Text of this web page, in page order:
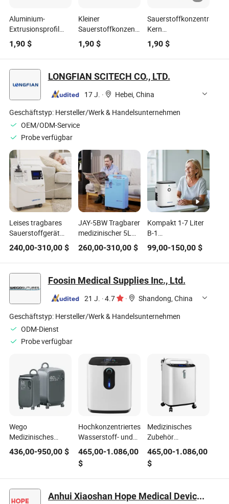
Aluminium-
Extrusionsprofil
Sauerstoffkonzentrator
für den
Hausgebrauch
Oxygenerator
Sauerstoffabsorber-
1,90 $
Kleiner
Sauerstoffkonzentrator
Molekularsieb
Aluminiumzylinder
Willkommen zur
Aluminiumprofilextrusion
Sauerstoffkonzentrator
Molekularsieb
Adsorptionsturm a
1,90$
Sauerstoffkonzentrator
Kern
Sauerstoffkonzentrator
Komponente
Molekularsieb Turm
10 Liter Kleine
1,90$
LONGFIAN SCITECH CO., LTD.
17 J. ·
Hebei, China
Geschäftstyp: Hersteller/Werk & Handelsunternehmen
OEM/ODM-Service
Probe verfügbar
Leises tragbares
Sauerstoffgerät
Medizinischer 5L
Sauerstoffkonzentrator
mit kleiner Größe
240,00-310,00 $
JAY-5BW Tragbarer
medizinischer 5L
Sauerstoffkonzentrator
mit Vernebler
260,00-310,00$
Kompakt 1-7 Liter
B-1
Sauerstoffkonzentrator
von Longfian
99,00-150,00$
Foosin Medical Supplies Inc., Ltd.
21 J. ·4.7 ·
Shandong, China
Geschäftstyp: Hersteller/Werk & Handelsunternehmen
ODM-Dienst
Probe verfügbar
Wego
Medizinisches
Tragbares 5L Mini
Sauerstoffkonzentrator
Medizinischer
Sauerstoffkonzentrator
436,00-950,00 $
Hochkonzentriertes
Wasserstoff- und
Sauerstoffgas-
Atemgerät H2
Inhalationsmaschine
Sauerstoffkonzentrator
465,00-1.086,00
$
Medizinisches
Zubehör
Oxygenerator
Tragbarer
Sauerstoffkonzentrator
5L mit
zu verkaufen
465,00-1.086,00
$
Anhui Xiaoshan Hope Medical Devices Co., Ltd.